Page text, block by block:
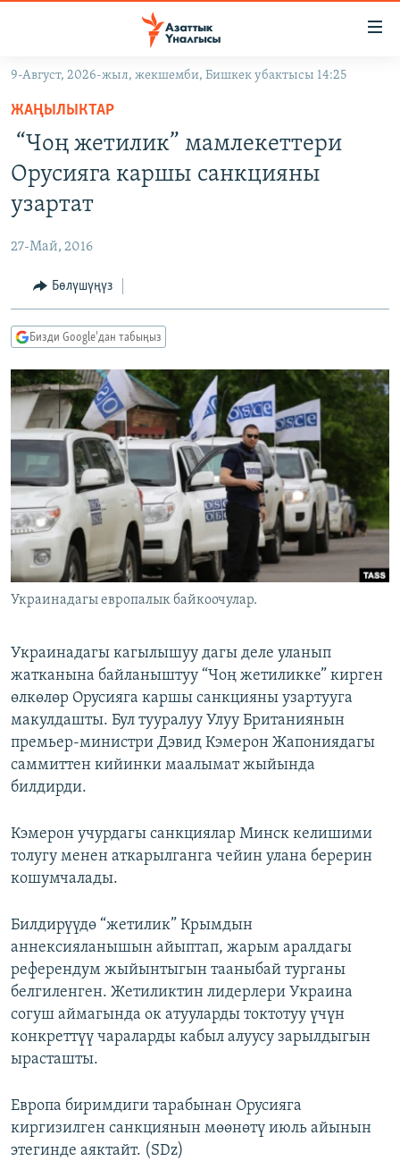
Навигацияга
өтүңүз
Издөөгө
салыңыз
КЫРГЫЗСТАН
МАДАНИЯТ
УКРАИНА
ТВ ПРОГРАММАЛАР
БҮГҮН АЗАТТЫКТА
ДАНИСТЕ
ЭЖЕ-СИҢДИЛЕР
АЗАТТЫК+
ЫҢГАЙСЫЗ СУРООЛОР
ПОДКАСТ
Русский
ОНЛАЙН ШЕРИНЕ
ЭЕ/АРнун бардык сайттары
9-Август, 2026-жыл, жекшемби, Бишкек убактысы 14:25
ЖАҢЫЛЫКТАР
“Чоң жетилик” мамлекеттери
Орусияга каршы санкцияны
узартат
27-Май, 2016
Бөлүшүңүз
Бизди Google'дан табыңыз
Украинадагы европалык байкоочулар.
Украинадагы кагылышуу дагы деле уланып
жатканына байланыштуу “Чоң жетиликке” кирген
өлкөлөр Орусияга каршы санкцияны узартууга
макулдашты. Бул тууралуу Улуу Британиянын
премьер-министри Дэвид Кэмерон Жапониядагы
саммиттен кийинки маалымат жыйында
билдирди.
Кэмерон учурдагы санкциялар Минск келишими
толугу менен аткарылганга чейин улана берерин
кошумчалады.
Билдирүүдө “жетилик” Крымдын
аннексияланышын айыптап, жарым аралдагы
референдум жыйынтыгын тааныбай турганы
белгиленген. Жетиликтин лидерлери Украина
согуш аймагында ок атууларды токтотуу үчүн
конкреттүү чараларды кабыл алуусу зарылдыгын
ырасташты.
Европа биримдиги тарабынан Орусияга
киргизилген санкциянын мөөнөтү июль айынын
этегинде аяктайт. (SDz)